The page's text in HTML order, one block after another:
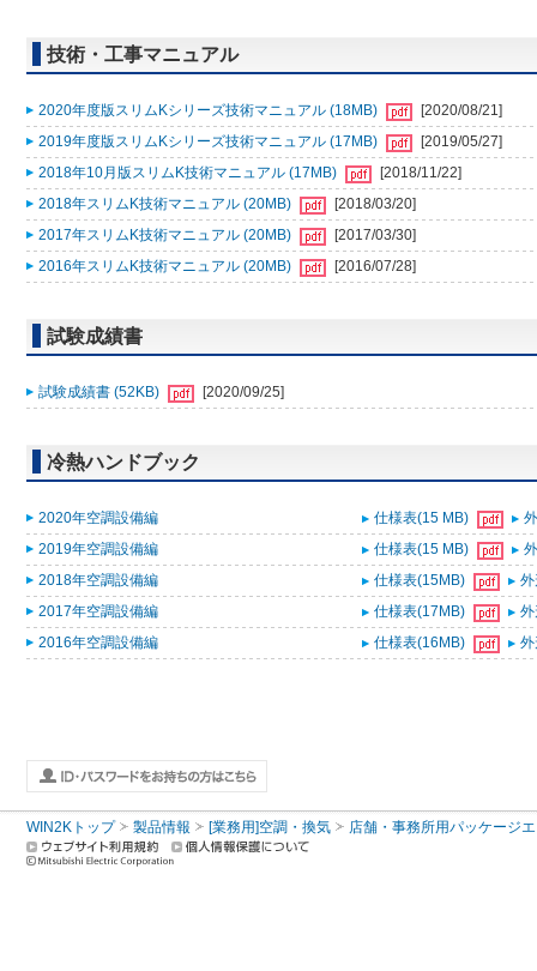
技術・工事マニュアル
2020年度版スリムKシリーズ技術マニュアル (18MB)
[2020/08/21]
2019年度版スリムKシリーズ技術マニュアル (17MB)
[2019/05/27]
2018年10月版スリムK技術マニュアル (17MB)
[2018/11/22]
2018年スリムK技術マニュアル (20MB)
[2018/03/20]
2017年スリムK技術マニュアル (20MB)
[2017/03/30]
2016年スリムK技術マニュアル (20MB)
[2016/07/28]
試験成績書
試験成績書 (52KB) [2020/09/25]
冷熱ハンドブック
2020年空調設備編 仕様表(15 MB)
2019年空調設備編
仕様表(15 MB)
2018年空調設備編
仕様表(15MB)
2017年空調設備編
仕様表(17MB)
2016年空調設備編
仕様表(16MB)
WIN2Kトップ 製品情報 [業務用]空調・換気 店舗・事務所用パッケージ